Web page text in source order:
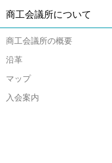
商工会議所について
商工会議所の概要
沿革
マップ
入会案内